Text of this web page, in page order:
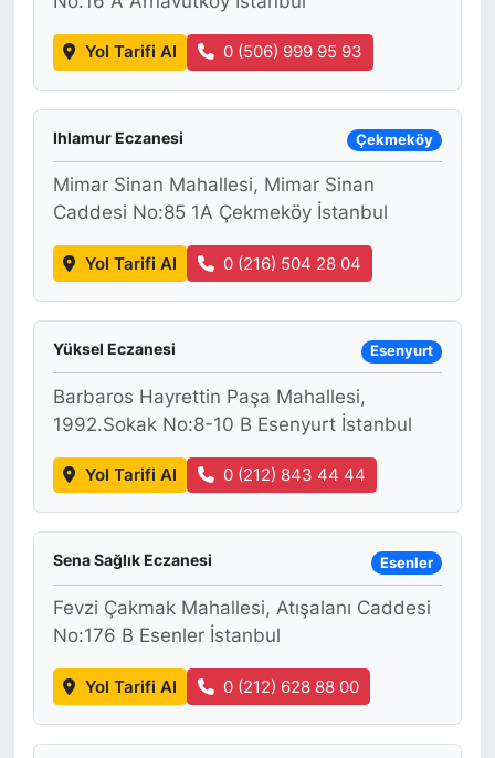
Yol Tarifi Al 0 (506) 999 95 93
Ihlamur Eczanesi Çekmeköy
Mimar Sinan Mahallesi, Mimar Sinan
Caddesi No:85 1A Çekmeköy İstanbul
Yol Tarifi Al 0 (216) 504 28 04
Yüksel Eczanesi Esenyurt
Barbaros Hayrettin Paşa Mahallesi,
1992.Sokak No:8-10 B Esenyurt İstanbul
Yol Tarifi Al 0 (212) 843 44 44
Sena Sağlık Eczanesi Esenler
Fevzi Çakmak Mahallesi, Atışalanı Caddesi
No:176 B Esenler İstanbul
Yol Tarifi Al 0 (212) 628 88 00